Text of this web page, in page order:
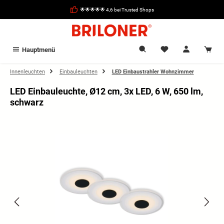
🌟🌟🌟🌟🌟 4,6 bei Trusted Shops
Hauptmenü
Innenleuchten Einbauleuchten LED Einbaustrahler Wohnzimmer
LED Einbauleuchte, Ø12 cm, 3x LED, 6 W, 650 lm,
schwarz